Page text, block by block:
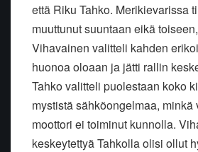
että Riku Tahko. Merikievarissa
muuttunut suuntaan eikä
Vihavainen valitteli kahden
huonoa oloaan ja jätti rallin
Tahko valitteli puolestaan koko
mystistä sähköongelmaa, minkä
moottori ei toiminut kunnolla.
keskeytettyä Tahkolla olisi ollut